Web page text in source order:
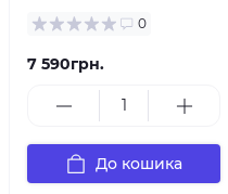
0
7 590грн.
До кошика